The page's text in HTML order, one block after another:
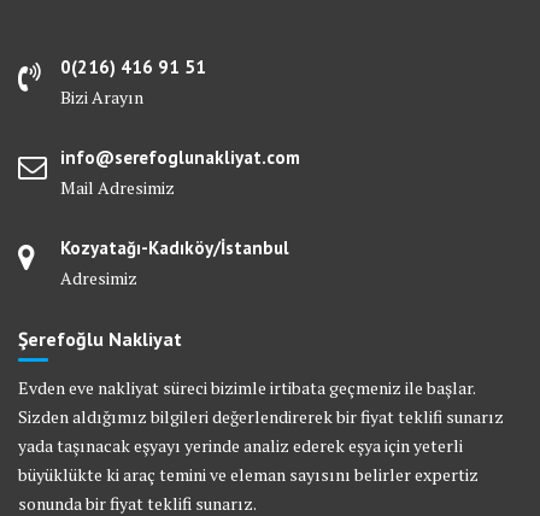
0(216) 416 91 51
Bizi Arayın
info@serefoglunakliyat.com
Mail Adresimiz
Kozyatağı-Kadıköy/İstanbul
Adresimiz
Şerefoğlu Nakliyat
Evden eve nakliyat süreci bizimle irtibata geçmeniz ile başlar.
Sizden aldığımız bilgileri değerlendirerek bir fiyat teklifi sunarız
yada taşınacak eşyayı yerinde analiz ederek eşya için yeterli
büyüklükte ki araç temini ve eleman sayısını belirler expertiz
sonunda bir fiyat teklifi sunarız.